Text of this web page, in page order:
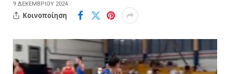
9 ΔΕΚΕΜΒΡΊΟΥ 2024
Κοινοποίηση